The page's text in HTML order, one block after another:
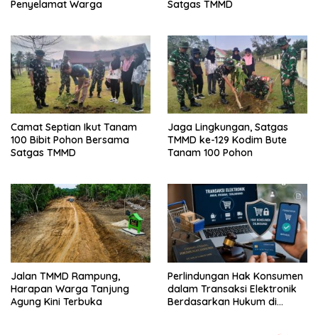
Penyelamat Warga Satgas TMMD
Camat Septian Ikut Tanam
100 Bibit Pohon Bersama
Satgas TMMD
Jaga Lingkungan, Satgas
TMMD ke-129 Kodim Bute
Tanam 100 Pohon
Jalan TMMD Rampung,
Harapan Warga Tanjung
Agung Kini Terbuka
Perlindungan Hak Konsumen
dalam Transaksi Elektronik
Berdasarkan Hukum di